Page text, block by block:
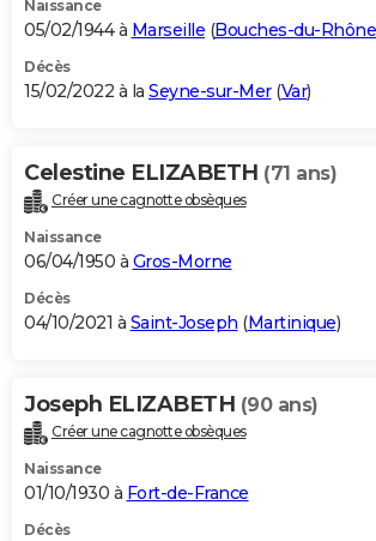
Naissance
05/02/1944 à Marseille (Bouches-du-Rhône
Décès
15/02/2022 à la Seyne-sur-Mer(Var)
Celestine ELIZABETH (71 ans)
Créer une cagnotte obsèques
Naissance
06/04/1950 à Gros-Morne
Décès
04/10/2021 à Saint-Joseph (Martinique)
Joseph ELIZABETH (90 ans)
Créer une cagnotte obsèques
Naissance
01/10/1930 à Fort-de-France
Décès